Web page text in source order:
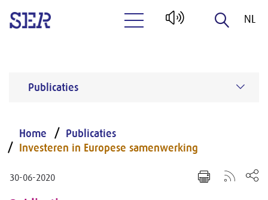
NL
Publicaties
Home
Publicaties
Investeren in Europese samenwerking
30-06-2020